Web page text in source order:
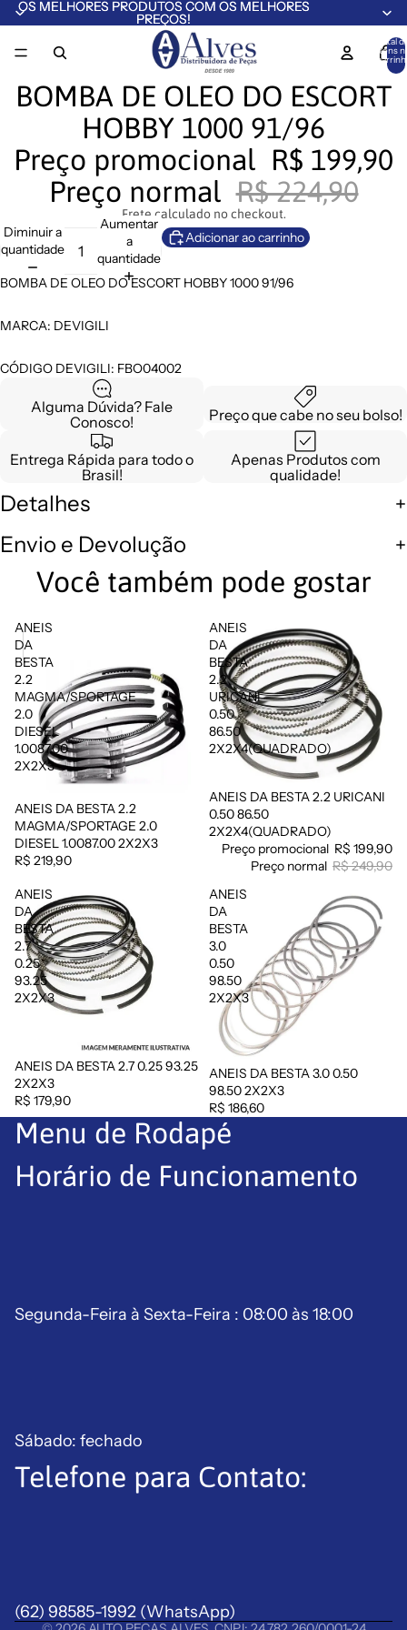
OS MELHORES PRODUTOS COM OS MELHORES
PREÇOS!
OS MELHORES PRODUTOS COM OS MELHORES
PREÇOS!
Total
itens
BOMBA DE OLEO DO ESCORT
HOBBY 1000 91/96
Preço promocional R$ 199,90
Preço normal R$ 224,90
Frete calculado no checkout.
Diminuir a
quantidade
Aumentar
a
quantidade
Adicionar ao carrinho
BOMBA DE OLEO DO ESCORT HOBBY 1000 91/96
MARCA: DEVIGILI
CÓDIGO DEVIGILI: FBO04002
Alguma Dúvida? Fale
Conosco!
Preço que cabe no seu bolso!
Entrega Rápida para todo o
Brasil!
Apenas Produtos com
qualidade!
Detalhes
Envio e Devolução
Você também pode gostar
ANEIS
DA
BESTA
2.2
MAGMA/SPORTAGE
2.0
DIESEL
1.0087.00
2X2X3
ANEIS DA BESTA 2.2
MAGMA/SPORTAGE 2.0
DIESEL 1.0087.00 2X2X3
R$ 219,90
ANEIS
DA
BESTA
2.2
URICANI
0.50
86.50
2X2X4(QUADRADO)
Promoção
ANEIS DA BESTA 2.2 URICANI
0.50 86.50
2X2X4(QUADRADO)
Preço promocional R$ 199,90
Preço normal R$ 249,90
ANEIS
DA
BESTA
2.7
0.25
93.25
2X2X3
ANEIS DA BESTA 2.7 0.25 93.25
2X2X3
R$ 179,90
ANEIS
DA
BESTA
3.0
0.50
98.50
2X2X3
Esgotado
ANEIS DA BESTA 3.0 0.50
98.50 2X2X3
R$ 186,60
Menu de Rodapé
Horário de Funcionamento
Segunda-Feira à Sexta-Feira : 08:00 às 18:00
Sábado: fechado
Telefone para Contato:
(62) 98585-1992 (WhatsApp)
Aviso legal